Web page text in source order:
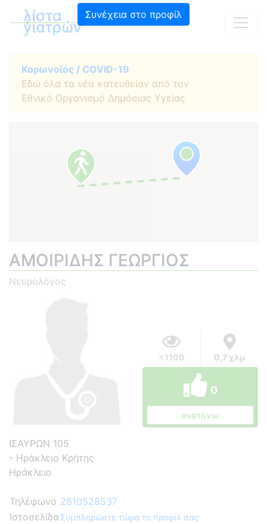
Συνέχεια στο προφίλ
Κορωνοϊός / COVID-19
Εδώ όλα τα νέα κατευθείαν από τον
Εθνικό Οργανισμό Δημόσιας Υγείας
ΑΜΟΙΡΙΔΗΣ ΓΕΩΡΓΙΟΣ
Νευρολόγος
<1100 0,7 χλμ
0
συστήνω
ΙΣΑΥΡΩΝ 105
- Ηράκλειο Κρήτης
Ηράκλειο
Τηλέφωνο 2810528537
Ιστοσελίδα Συμπληρώστε τώρα το προφίλ σας